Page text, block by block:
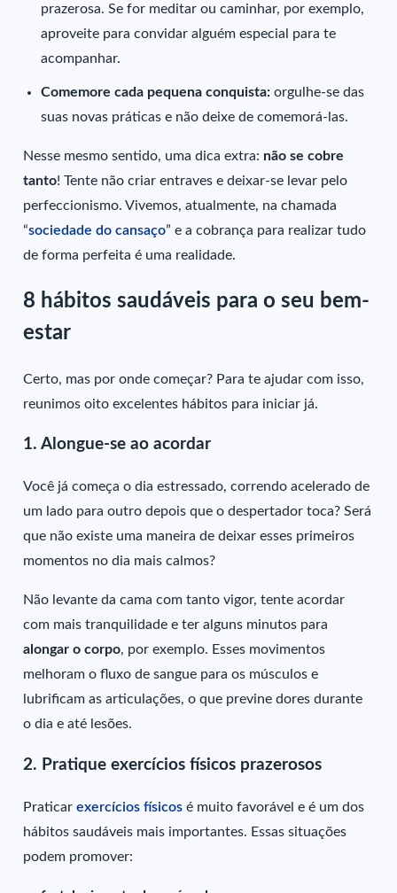
prazerosa. Se for meditar ou caminhar, por exemplo,
aproveite para convidar alguém especial para te
acompanhar.
Comemore cada pequena conquista:orgulhe-se das
suas novas práticas e não deixe de comemorá-las.
Nesse mesmo sentido, uma dica extra: não se cobre
tanto! Tente não criar entraves e deixar-se levar pelo
perfeccionismo. Vivemos, atualmente, na chamada
“sociedade do cansaço” e a cobrança para realizar tudo
de forma perfeita é uma realidade.
8 hábitos saudáveis para o seu bem-
estar
Certo, mas por onde começar? Para te ajudar com isso,
reunimos oito excelentes hábitos para iniciar já.
1. Alongue-se ao acordar
Você já começa o dia estressado, correndo acelerado de
um lado para outro depois que o despertador toca? Será
que não existe uma maneira de deixar esses primeiros
momentos no dia mais calmos?
Não levante da cama com tanto vigor, tente acordar
com mais tranquilidade e ter alguns minutos para
alongar o corpo, por exemplo. Esses movimentos
melhoram o fluxo de sangue para os músculos e
lubrificam as articulações, o que previne dores durante
o dia e até lesões.
2. Pratique exercícios físicos prazerosos
Praticarexercícios físicos é muito favorável e é um dos
hábitos saudáveis mais importantes. Essas situações
podem promover: